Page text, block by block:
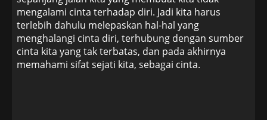
mengalami cinta terhadap diri. Jadi kita harus
terlebih dahulu melepaskan hal-hal yang
menghalangi cinta diri, terhubung dengan sumber
cinta kita yang tak terbatas, dan pada akhirnya
memahami sifat sejati kita, sebagai cinta.